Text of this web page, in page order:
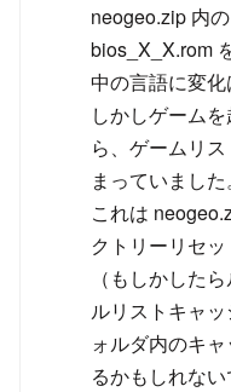
neogeo.zip 内
bios_X_X.rom
中の言語に変化
しかしゲーム
ら、ゲームリ
まっていました。
これは
クトリーリセッ
（もしかした
ルリストキャ
ォルダ内のキ
るかもしれない